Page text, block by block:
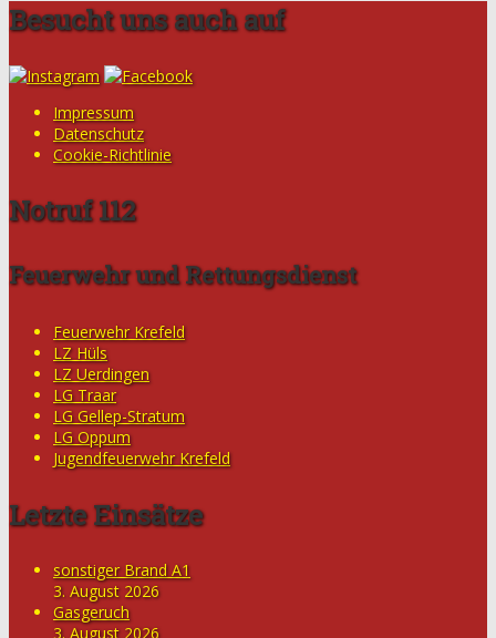
Besucht uns auch auf
Impressum
Datenschutz
Cookie-Richtlinie
Notruf 112
Feuerwehr und Rettungsdienst
Feuerwehr Krefeld
LZ Hüls
LZ Uerdingen
LG Traar
LG Gellep-Stratum
LG Oppum
Jugendfeuerwehr Krefeld
Letzte Einsätze
sonstiger Brand A1
3. August 2026
Gasgeruch
3. August 2026